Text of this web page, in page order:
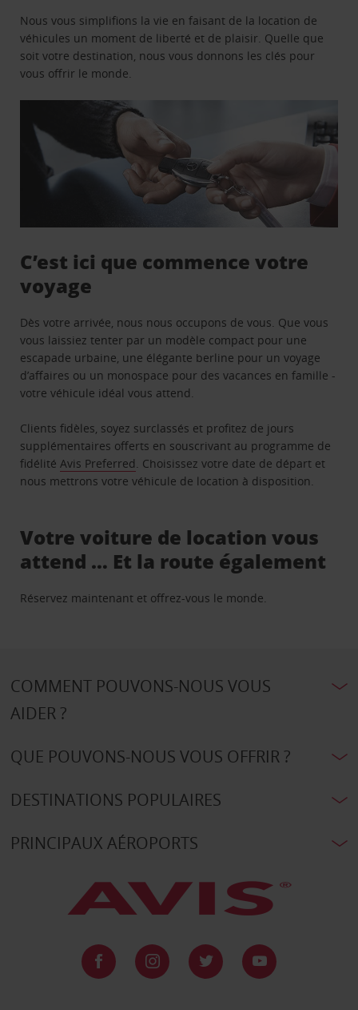
Nous vous simplifions la vie en faisant de la location de
véhicules un moment de liberté et de plaisir. Quelle que
soit votre destination, nous vous donnons les clés pour
vous offrir le monde.
C’est ici que commence votre
voyage
Dès votre arrivée, nous nous occupons de vous. Que vous
vous laissiez tenter par un modèle compact pour une
escapade urbaine, une élégante berline pour un voyage
d’affaires ou un monospace pour des vacances en famille -
votre véhicule idéal vous attend.
Clients fidèles, soyez surclassés et profitez de jours
supplémentaires offerts en souscrivant au programme de
fidélité Avis Preferred . Choisissez votre date de départ et
nous mettrons votre véhicule de location à disposition.
Votre voiture de location vous
attend … Et la route également
Réservez maintenant et offrez-vous le monde.
COMMENT POUVONS-NOUS VOUS
AIDER ?
QUE POUVONS-NOUS VOUS OFFRIR ?
DESTINATIONS POPULAIRES
PRINCIPAUX AÉROPORTS